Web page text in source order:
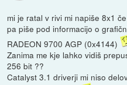
mi je ratal v rivi mi napiše 8x1
pa piše pod informacijo o
RADEON 9700 AGP (0x4144)
Zanima me kje lahko vidiš
256 bit ??
Catalyst 3.1 driverji mi niso